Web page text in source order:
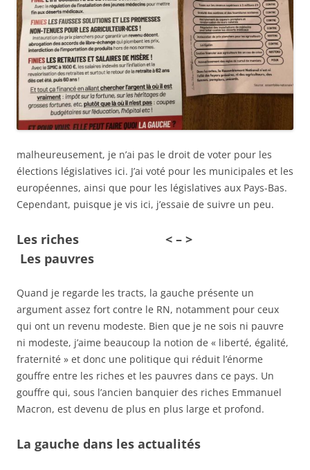
malheureusement, je n’ai pas le droit de voter pour les
élections législatives ici. J’ai voté pour les municipales et les
européennes, ainsi que pour les législatives aux Pays-Bas.
Cependant, puisque je vis ici, j’essaie de suivre un peu.
Les riches < – >
Les pauvres
Quand je regarde les tracts, la gauche présente un
argument assez fort contre le RN, notamment pour ceux
qui ont un revenu modeste. Bien que je ne sois ni pauvre
ni modeste, j’aime beaucoup la notion de « liberté, égalité,
fraternité » et donc une politique qui réduit l’énorme
gouffre entre les riches et les pauvres dans ce pays. Un
gouffre qui, sous l’ancien banquier des riches Emmanuel
Macron, est devenu de plus en plus large et profond.
La gauche dans les actualités